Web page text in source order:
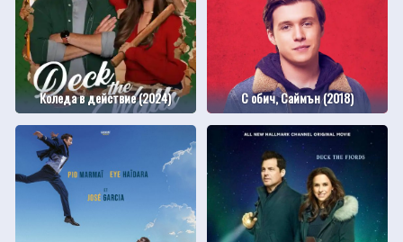
Коледа в действие (2024) С обич, Саймън (2018)